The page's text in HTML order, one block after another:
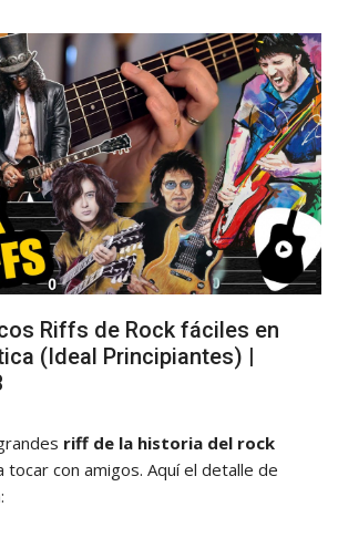
Riffs de Rock fáciles en
(Ideal Principiantes) |
riff de la historia del rock
con amigos. Aquí el detalle de